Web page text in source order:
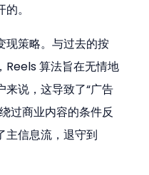
。
现策略。与过去的按
Reels 算法旨在无情地
来说，这导致了“广告
过商业内容的条件反
主信息流，退守到